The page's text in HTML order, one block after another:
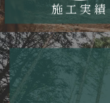
施工実績